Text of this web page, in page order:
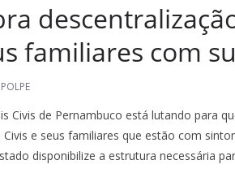
familiares com
Civis de Pernambuco está lutando para
e seus familiares que estão com
disponibilize a estrutura necessária